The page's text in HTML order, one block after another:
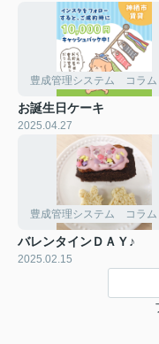
豊成管理システム コラム
お誕生日ケーキ
2025.04.27
豊成管理システム コラム
バレンタインＤＡＹ♪
2025.02.15